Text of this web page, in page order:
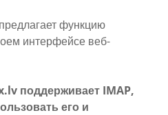
функцию
интерфейсе веб-
поддерживает IMAP,
его и